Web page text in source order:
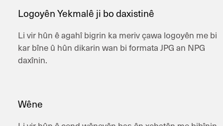
Logoyên Yekmalê ji bo daxistinê
Li vir hûn ê agahî bigrin ka meriv çawa logoyên me bi
kar bîne û hûn dikarin wan bi formata JPG an NPG
daxînin.
Wêne